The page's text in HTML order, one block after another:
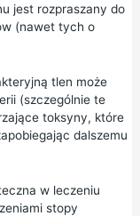
jest rozpraszany do
(nawet tych o
tlen może
(szczególnie te
toksyny, które
dalszemu
w leczeniu
stopy